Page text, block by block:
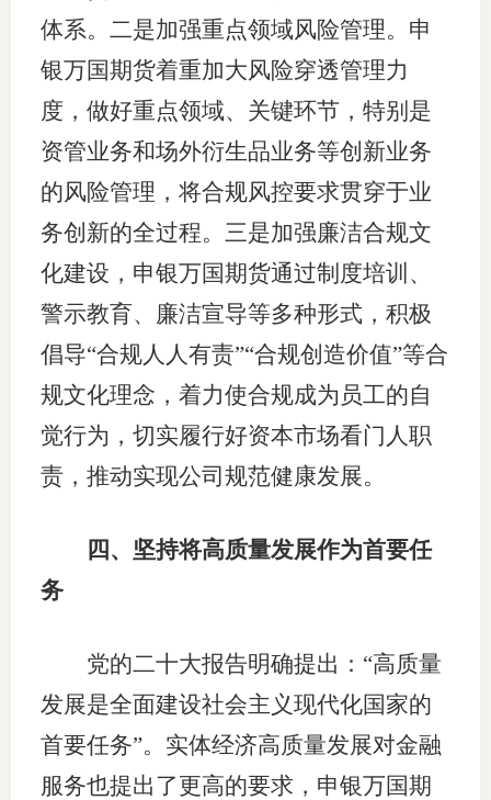
体系。二是加强重点领域风险管理。申
银万国期货着重加大风险穿透管理力
度，做好重点领域、关键环节，特别是
资管业务和场外衍生品业务等创新业务
的风险管理，将合规风控要求贯穿于业
务创新的全过程。三是加强廉洁合规文
化建设，申银万国期货通过制度培训、
警示教育、廉洁宣导等多种形式，积极
倡导“合规人人有责”“合规创造价值”等合
规文化理念，着力使合规成为员工的自
觉行为，切实履行好资本市场看门人职
责，推动实现公司规范健康发展。
四、坚持将高质量发展作为首要任
务
党的二十大报告明确提出：“高质量
发展是全面建设社会主义现代化国家的
首要任务”。实体经济高质量发展对金融
服务也提出了更高的要求，申银万国期